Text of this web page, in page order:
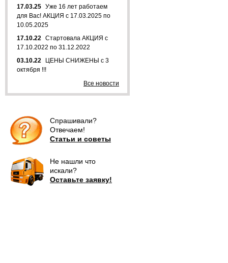
17.03.25 Уже 16 лет работаем
для Вас! АКЦИЯ с 17.03.2025 по
10.05.2025
17.10.22 Стартовала АКЦИЯ с
17.10.2022 по 31.12.2022
03.10.22
ЦЕНЫ СНИЖЕНЫ с 3
октября !!!
Все новости
Спрашивали?
Отвечаем!
Статьи и советы
Не нашли что
искали?
Оставьте заявку!